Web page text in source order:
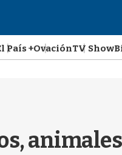
País +OvaciónTV Show